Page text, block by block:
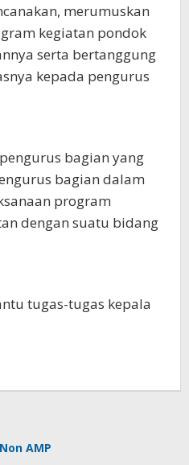
merumuskan
kegiatan pondok
serta bertanggung
kepada pengurus
bagian yang
bagian dalam
program
dengan suatu bidang
tugas-tugas kepala
AMP